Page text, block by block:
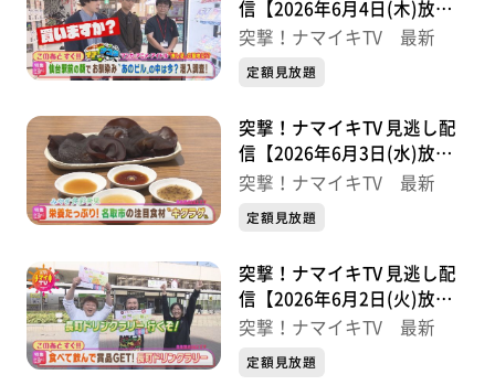
信【2026年6月4日(木)放送
分】
突撃！ナマイキTV 最新
定額見放題
突撃！ナマイキTV 見逃し配
信【2026年6月3日(水)放送
分】
突撃！ナマイキTV 最新
定額見放題
突撃！ナマイキTV 見逃し配
信【2026年6月2日(火)放送
分】
突撃！ナマイキTV 最新
定額見放題